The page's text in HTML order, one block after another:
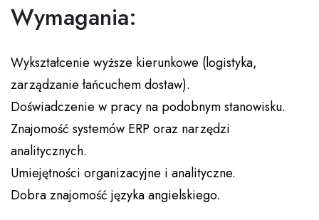
Wymagania:
Wykształcenie wyższe kierunkowe (logistyka,
zarządzanie łańcuchem dostaw).
Doświadczenie w pracy na podobnym stanowisku.
Znajomość systemów ERP oraz narzędzi
analitycznych.
Umiejętności organizacyjne i analityczne.
Dobra znajomość języka angielskiego.